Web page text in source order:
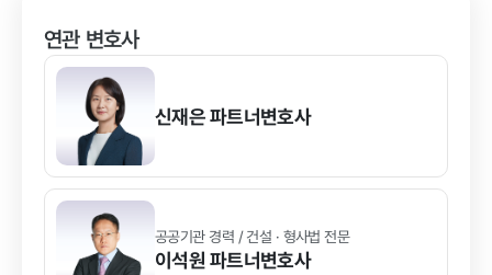
연관 변호사
신재은파트너변호사
공공기관 경력 / 건설 · 형사법 전문
이석원파트너변호사